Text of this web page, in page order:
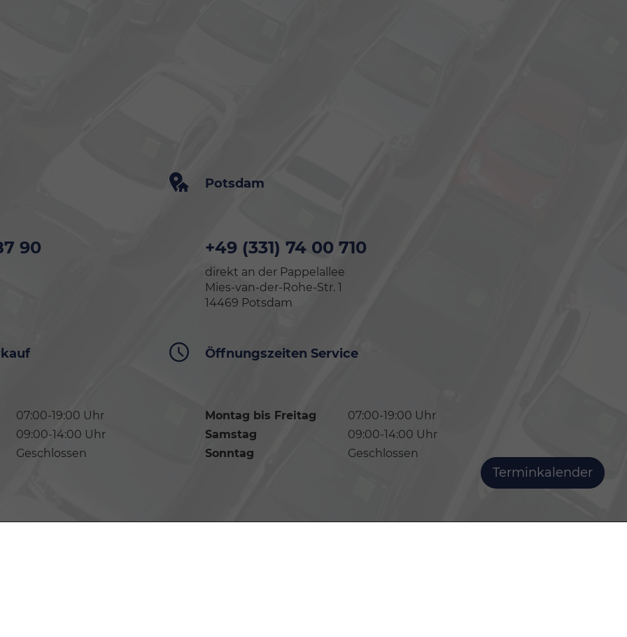
Terminkalender
90
Potsdam
+49 (331) 74 00 710
direkt an der Pappelallee
Mies-van-der-Rohe-Str. 1
14469 Potsdam
07:00-19:00 Uhr
09:00-14:00 Uhr
Geschlossen
Öffnungszeiten Service
Montag bis Freitag
07:00-19:00 Uhr
Samstag
09:00-14:00 Uhr
Sonntag
Geschlossen